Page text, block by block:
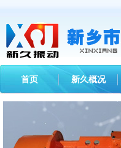
首页 新久概况